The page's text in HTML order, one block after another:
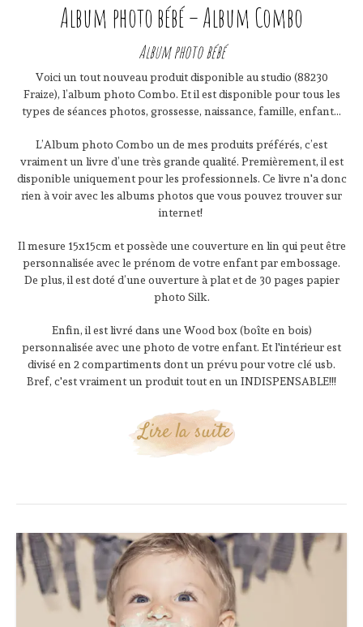
Album photo bébé – Album Combo
Album photo bébé
Voici un tout nouveau produit disponible au studio (88230
Fraize), l’album photo Combo. Et il est disponible pour tous les
types de séances photos, grossesse, naissance, famille, enfant...
L’Album photo Combo un de mes produits préférés, c’est
vraiment un livre d’une très grande qualité. Premièrement, il est
disponible uniquement pour les professionnels. Ce livre n'a donc
rien à voir avec les albums photos que vous pouvez trouver sur
internet!
Il mesure 15x15cm et possède une couverture en lin qui peut être
personnalisée avec le prénom de votre enfant par embossage.
De plus, il est doté d’une ouverture à plat et de 30 pages papier
photo Silk.
Enfin, il est livré dans une Wood box (boîte en bois)
personnalisée avec une photo de votre enfant. Et l'intérieur est
divisé en 2 compartiments dont un prévu pour votre clé usb.
Bref, c'est vraiment un produit tout en un INDISPENSABLE!!!
Lire la suite